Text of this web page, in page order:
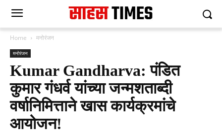
Home मनोरंजन
मनोरंजन
Kumar Gandharva: पंडित
कुमार गंधर्व यांच्या जन्मशताब्दी
वर्षानिमित्ताने खास कार्यक्रमांचे
आयोजन!